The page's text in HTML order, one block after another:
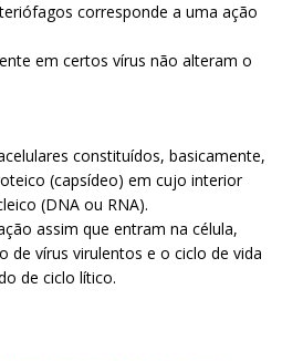
corresponde a uma ação
em certos vírus não alteram o
constituídos, basicamente,
(capsídeo) em cujo interior
(DNA ou RNA).
assim que entram na célula,
de vírus virulentos e o ciclo de vida
de ciclo lítico.